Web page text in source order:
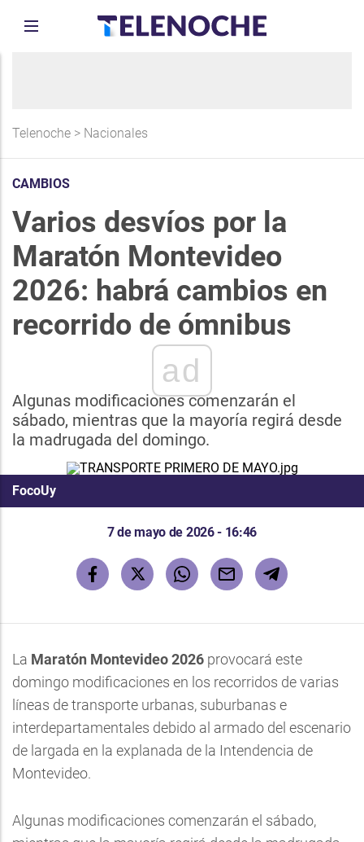
Telenoche > Nacionales
CAMBIOS
Varios desvíos por la
Maratón Montevideo
2026: habrá cambios en
recorrido de ómnibus
ad
Algunas modificaciones comenzarán el
sábado, mientras que la mayoría regirá desde
la madrugada del domingo.
FocoUy
7 de mayo de 2026 - 16:46
La Maratón Montevideo 2026 provocará este
domingo modificaciones en los recorridos de varias
líneas de transporte urbanas, suburbanas e
interdepartamentales debido al armado del escenario
de largada en la explanada de la Intendencia de
Montevideo.
Algunas modificaciones comenzarán el sábado,